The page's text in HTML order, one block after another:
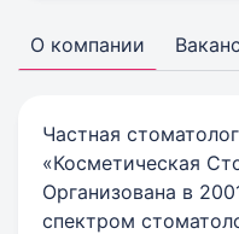
О компании
Частная
«Косметическая
Организована в
спектром